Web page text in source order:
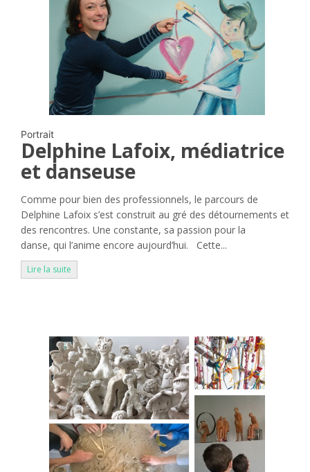
Portrait
Delphine Lafoix, médiatrice
et danseuse
Comme pour bien des professionnels, le parcours de
Delphine Lafoix s’est construit au gré des détournements et
des rencontres. Une constante, sa passion pour la
danse, qui l’anime encore aujourd’hui. Cette...
Lire la suite